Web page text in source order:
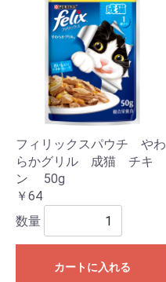
フィリックスパウチ やわ
らかグリル 成猫 チキ
ン 50g
￥64
数量
カートに入れる